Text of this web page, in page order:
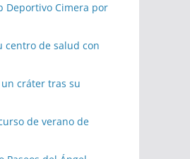
Deportivo Cimera por
centro de salud con
cráter tras su
de verano de